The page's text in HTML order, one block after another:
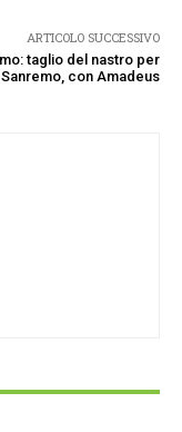
ARTICOLO SUCCESSIVO
taglio del nastro per
Sanremo, con Amadeus